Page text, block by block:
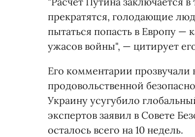
прекратятся, голодающие
пытаться попасть в Европу
ужасов войны", — цитирует
Его комментарии прозвучали
продовольственной
Украину усугубило
экспертов заявил в Совете
осталось всего на 10 недель.